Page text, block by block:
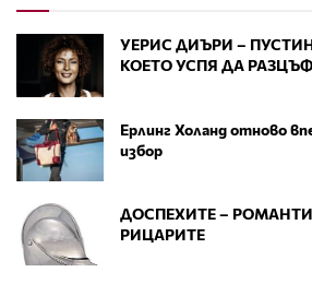
УЕРИС ДИЪРИ –
КОЕТО УСПЯ ДА
Ерлинг Холанд отново
избор
ДОСПЕХИТЕ –
РИЦАРИТЕ